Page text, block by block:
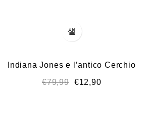
Indiana Jones e l’antico Cerchio
€79,99 €12,90